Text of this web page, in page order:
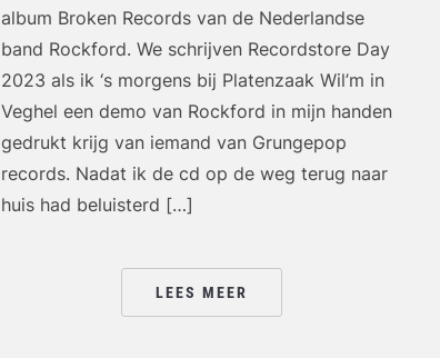
album Broken Records van de Nederlandse
band Rockford. We schrijven Recordstore Day
2023 als ik ‘s morgens bij Platenzaak Wil’m in
Veghel een demo van Rockford in mijn handen
gedrukt krijg van iemand van Grungepop
records. Nadat ik de cd op de weg terug naar
huis had beluisterd […]
LEES MEER